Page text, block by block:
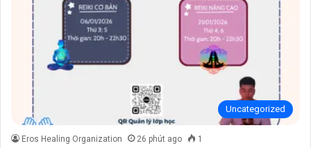
Uncategorized
Eros Healing Organization 26 phút ago 1